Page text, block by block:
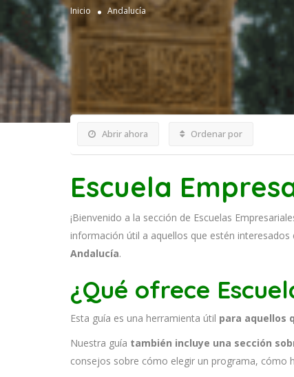
Inicio Andalucía
Abrir ahora Ordenar por
Escuela
¡Bienvenido a la sección de Escuelas
información útil a aquellos que estén
Andalucía.
¿Qué ofrece
Esta guía es una herramienta útil para aquellos
Nuestra guía también incluye una sección
consejos sobre cómo elegir un programa, cómo